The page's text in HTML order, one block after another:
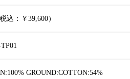
込：￥39,600）
GROUND:COTTON:54%